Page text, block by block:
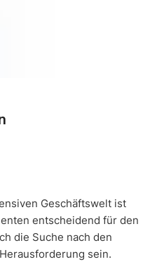
Geschäftswelt ist
entscheidend für den
die Suche nach den
sein.